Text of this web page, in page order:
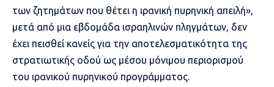
των ζητημάτων που θέτει η ιρανική πυρηνική απειλή»,
μετά από μια εβδομάδα ισραηλινών πληγμάτων, δεν
έχει πεισθεί κανείς για την αποτελεσματικότητα της
στρατιωτικής οδού ως μέσου μόνιμου περιορισμού
του ιρανικού πυρηνικού προγράμματος.